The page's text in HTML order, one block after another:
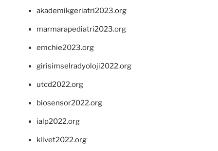
akademikgeriatri2023.org
marmarapediatri2023.org
emchie2023.org
girisimselradyoloji2022.org
utcd2022.org
biosensor2022.org
ialp2022.org
klivet2022.org